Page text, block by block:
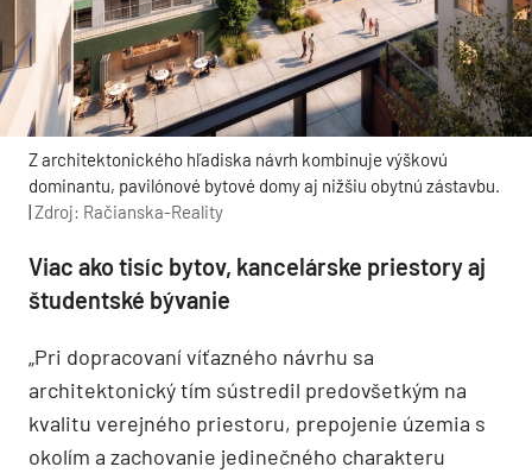
Z architektonického hľadiska návrh kombinuje výškovú
dominantu, pavilónové bytové domy aj nižšiu obytnú zástavbu.
Zdroj: Račianska-Reality
Viac ako tisíc bytov, kancelárske priestory aj
študentské bývanie
„Pri dopracovaní víťazného návrhu sa
architektonický tím sústredil predovšetkým na
kvalitu verejného priestoru, prepojenie územia s
okolím a zachovanie jedinečného charakteru